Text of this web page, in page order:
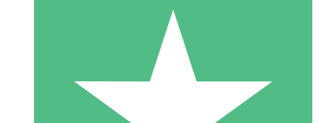
10 Downloads
20 00